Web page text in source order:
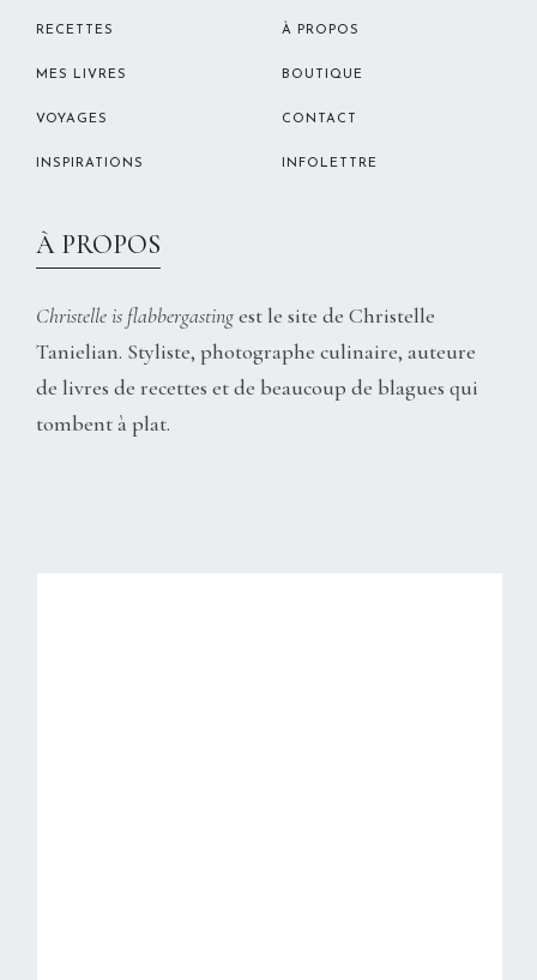
RECETTES
MES LIVRES
VOYAGES
INSPIRATIONS
À PROPOS
BOUTIQUE
CONTACT
INFOLETTRE
À PROPOS
Christelle is flabbergastingest le site de Christelle
Tanielian. Styliste, photographe culinaire, auteure
de livres de recettes et de beaucoup de blagues qui
tombent à plat.